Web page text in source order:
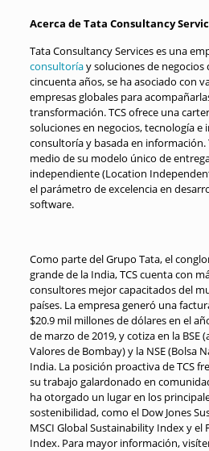
Acerca de Tata Consultancy
Tata Consultancy Services es una
consultoríay soluciones de
cincuenta años, se ha asociado con
empresas globales para
transformación. TCS ofrece una
soluciones en negocios, tecnología e
consultoría y basada en
medio de su modelo único de
independiente (Location
el parámetro de excelencia en
software.
Como parte del Grupo Tata, el
grande de la India, TCS cuenta con
consultores mejor capacitados del
países. La empresa generó una
$20.9 mil millones de dólares en el
de marzo de 2019, y cotiza en la BSE
Valores de Bombay) y la NSE (Bolsa
India. La posición proactiva de TCS
su trabajo galardonado en
ha otorgado un lugar en los
sostenibilidad, como el Dow Jones
MSCI Global Sustainability Index y el
Index. Para mayor información,